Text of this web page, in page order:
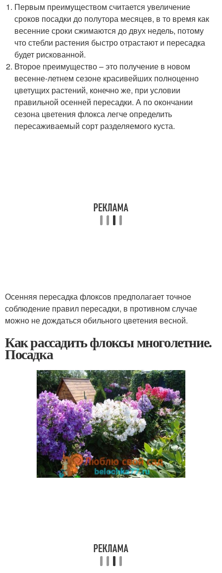
Первым преимуществом считается увеличение
сроков посадки до полутора месяцев, в то время как
весенние сроки сжимаются до двух недель, потому
что стебли растения быстро отрастают и пересадка
будет рискованной.
Второе преимущество – это получение в новом
весенне-летнем сезоне красивейших полноценно
цветущих растений, конечно же, при условии
правильной осенней пересадки. А по окончании
сезона цветения флокса легче определить
пересаживаемый сорт разделяемого куста.
Осенняя пересадка флоксов предполагает точное
соблюдение правил пересадки, в противном случае
можно не дождаться обильного цветения весной.
Как рассадить флоксы многолетние.
Посадка